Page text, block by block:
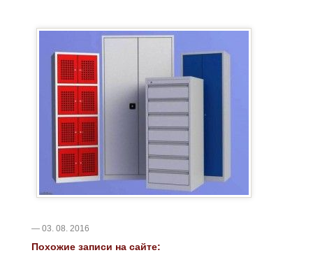
— 03. 08. 2016
Похожие записи на сайте: